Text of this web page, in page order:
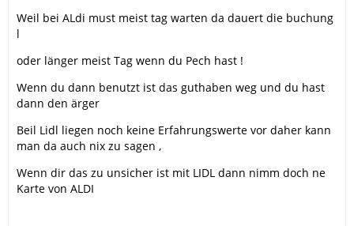
Weil bei ALdi must meist tag warten da dauert die buchung
l
oder länger meist Tag wenn du Pech hast !
Wenn du dann benutzt ist das guthaben weg und du hast
dann den ärger
Beil Lidl liegen noch keine Erfahrungswerte vor daher kann
man da auch nix zu sagen ,
Wenn dir das zu unsicher ist mit LIDL dann nimm doch ne
Karte von ALDI